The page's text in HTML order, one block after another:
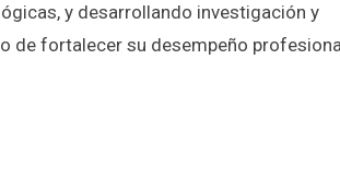
y desarrollando investigación y
de fortalecer su desempeño